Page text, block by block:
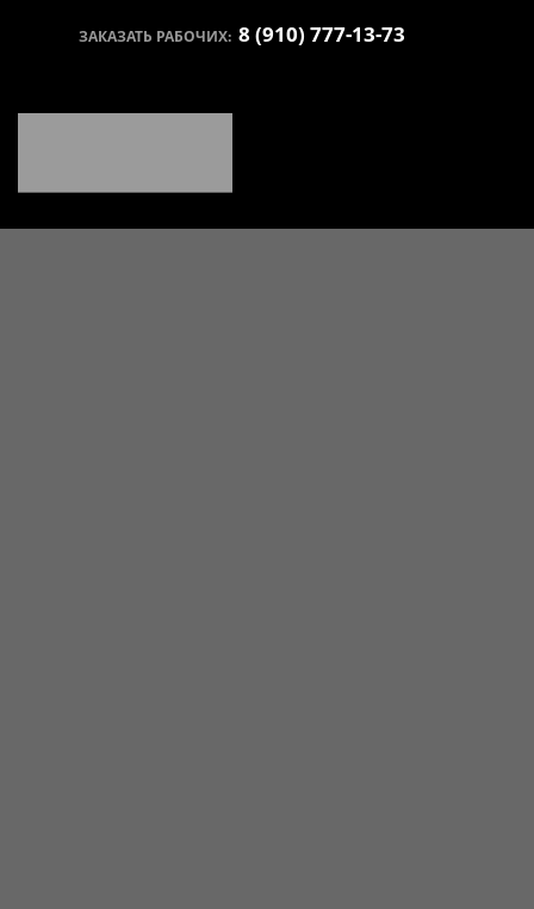
ЗАКАЗАТЬ РАБОЧИХ: 8 (910) 777-13-73